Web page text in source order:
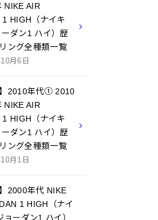
NIKE AIR
1 HIGH（ナイキ
ダン1 ハイ）歴
ング全種類一覧
月6日
】2010年代① 2010
NIKE AIR
1 HIGH（ナイキ
ダン1 ハイ）歴
ング全種類一覧
月1日
】2000年代 NIKE
1 HIGH（ナイ
ョーダン1 ハイ）